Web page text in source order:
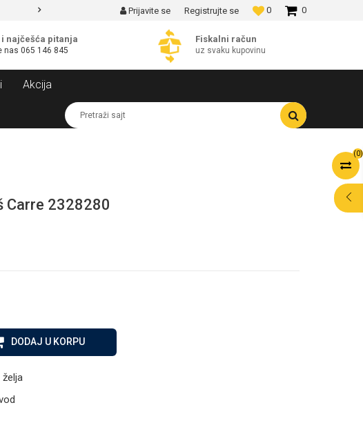
MOGUĆNOST BESPLATNE ISPORUKE! 0
0
Prijavite se Registrujte se
i najčešća pitanja
nas 065 146 845
Fiskalni račun
uz svaku kupovinu
Akcija
Pretraži sajt
(0)
Carre 2328280
DODAJ U KORPU